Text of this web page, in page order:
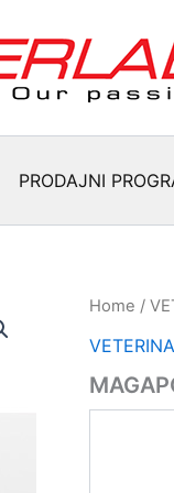
PRODAJNI
Home /
VETERINA